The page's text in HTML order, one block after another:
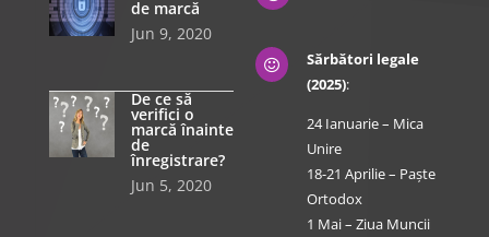
de marcă
Jun 9, 2020
De ce să
verifici o
marcă înainte
de
înregistrare?
Jun 5, 2020

Sărbători legale
(2025):
24 Ianuarie – Mica
Unire
18-21 Aprilie – Paște
Ortodox
1 Mai – Ziua Muncii